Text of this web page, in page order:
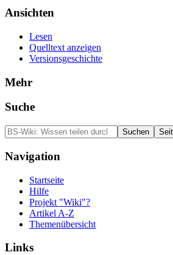
Ansichten
Lesen
Quelltext anzeigen
Versionsgeschichte
Mehr
Suche
Navigation
Startseite
Hilfe
Projekt "Wiki"?
Artikel A-Z
Themenübersicht
Links